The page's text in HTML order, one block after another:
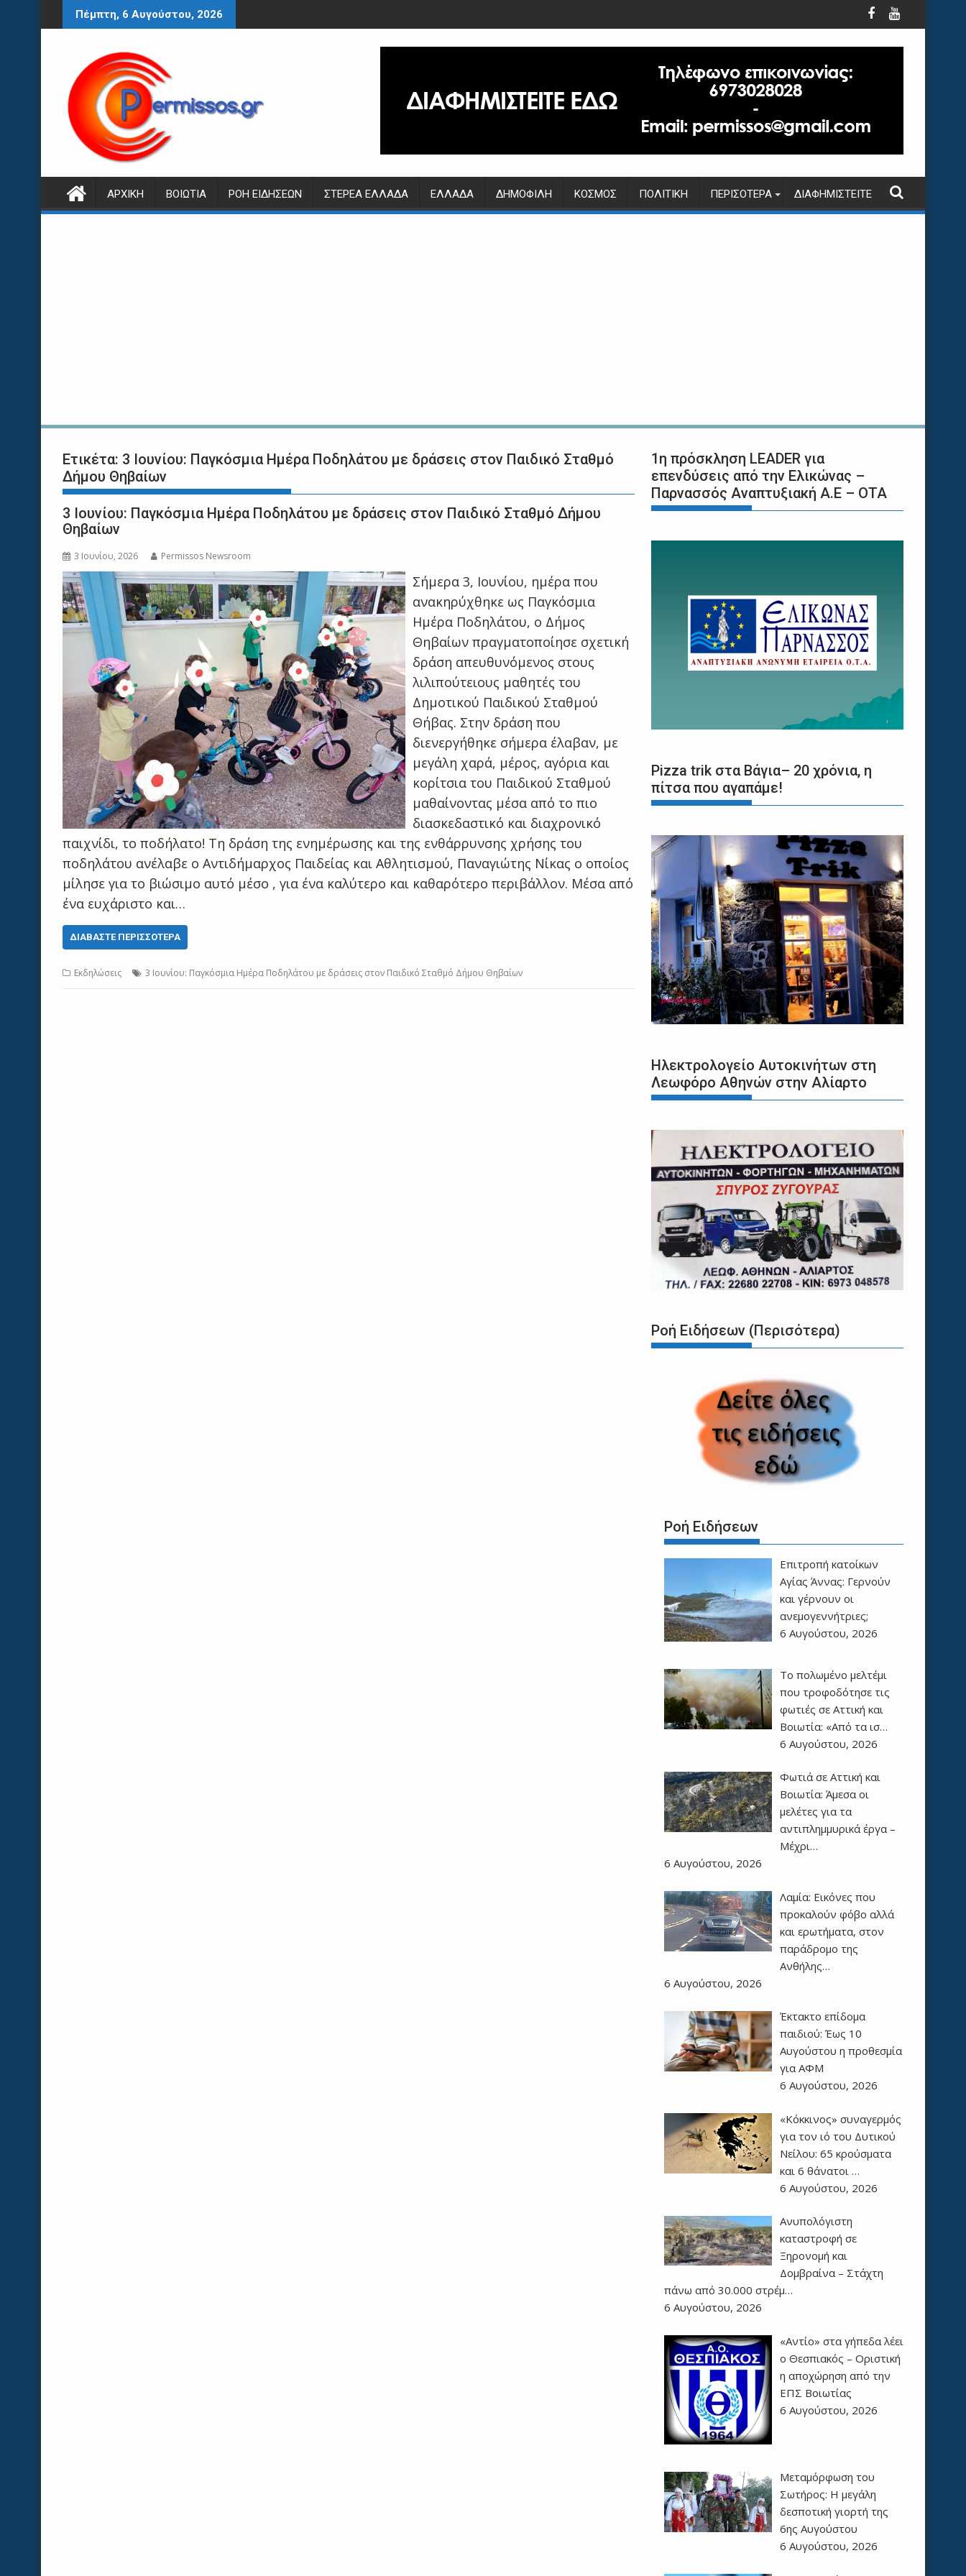
Περάστε
στο
Πέμπτη, 6 Αυγούστου, 2026
ΑΡΧΙΚΉ ΒΟΙΩΤΊΑ ΡΟΉ ΕΙΔΉΣΕΩΝ ΣΤΕΡΕΆ ΕΛΛΆΔΑ ΕΛΛΆΔΑ ΔΗΜΟΦΙΛΉ ΚΌΣΜΟΣ ΠΟΛΙΤΙΚΉ ΠΕΡΙΣΌΤΕΡΑ ΔΙΑΦΗΜΙΣΤΕΊΤΕ
Ετικέτα: 3 Ιουνίου: Παγκόσμια Ημέρα Ποδηλάτου με δράσεις στον Παιδικό Σταθμό
Δήμου Θηβαίων
3 Ιουνίου: Παγκόσμια Ημέρα Ποδηλάτου με δράσεις στον Παιδικό Σταθμό Δήμου
Θηβαίων
3 Ιουνίου, 2026 Permissos Newsroom
Σήμερα 3, Ιουνίου, ημέρα που
ανακηρύχθηκε ως Παγκόσμια
Ημέρα Ποδηλάτου, ο Δήμος
Θηβαίων πραγματοποίησε σχετική
δράση απευθυνόμενος στους
λιλιπούτειους μαθητές του
Δημοτικού Παιδικού Σταθμού
Θήβας. Στην δράση που
διενεργήθηκε σήμερα έλαβαν, με
μεγάλη χαρά, μέρος, αγόρια και
κορίτσια του Παιδικού Σταθμού
μαθαίνοντας μέσα από το πιο
διασκεδαστικό και διαχρονικό
παιχνίδι, το ποδήλατο! Τη δράση της ενημέρωσης και της ενθάρρυνσης χρήσης του
ποδηλάτου ανέλαβε ο Αντιδήμαρχος Παιδείας και Αθλητισμού, Παναγιώτης Νίκας ο οποίος
μίλησε για το βιώσιμο αυτό μέσο , για ένα καλύτερο και καθαρότερο περιβάλλον. Μέσα από
ένα ευχάριστο και…
ΔΙΑΒΆΣΤΕ ΠΕΡΙΣΣΌΤΕΡΑ
Εκδηλώσεις 3 Ιουνίου: Παγκόσμια Ημέρα Ποδηλάτου με δράσεις στον Παιδικό Σταθμό Δήμου Θηβαίων
1η πρόσκληση LEADER για
επενδύσεις από την Ελικώνας –
Παρνασσός Αναπτυξιακή Α.Ε – ΟΤΑ
Pizza trik στα Βάγια– 20 χρόνια, η
πίτσα που αγαπάμε!
Ηλεκτρολογείο Αυτοκινήτων στη
Λεωφόρο Αθηνών στην Αλίαρτο
Ροή Ειδήσεων (Περισότερα)
Ροή Ειδήσεων
Επιτροπή κατοίκων
Αγίας Άννας: Γερνούν
και γέρνουν οι
ανεμογεννήτριες;
6 Αυγούστου, 2026
Το πολωμένο μελτέμι
που τροφοδότησε τις
φωτιές σε Αττική και
Βοιωτία: «Από τα ισ…
6 Αυγούστου, 2026
Φωτιά σε Αττική και
Βοιωτία: Άμεσα οι
μελέτες για τα
αντιπλημμυρικά έργα –
Μέχρι…
6 Αυγούστου, 2026
Λαμία: Εικόνες που
προκαλούν φόβο αλλά
και ερωτήματα, στον
παράδρομο της
Ανθήλης…
6 Αυγούστου, 2026
Έκτακτο επίδομα
παιδιού: Έως 10
Αυγούστου η προθεσμία
για ΑΦΜ
6 Αυγούστου, 2026
«Κόκκινος» συναγερμός
για τον ιό του Δυτικού
Νείλου: 65 κρούσματα
και 6 θάνατοι …
6 Αυγούστου, 2026
Ανυπολόγιστη
καταστροφή σε
Ξηρονομή και
Δομβραίνα – Στάχτη
πάνω από 30.000 στρέμ…
6 Αυγούστου, 2026
«Αντίο» στα γήπεδα λέει
ο Θεσπιακός – Οριστική
η αποχώρηση από την
ΕΠΣ Βοιωτίας
6 Αυγούστου, 2026
Μεταμόρφωση του
Σωτήρος: Η μεγάλη
δεσποτική γιορτή της
6ης Αυγούστου
6 Αυγούστου, 2026